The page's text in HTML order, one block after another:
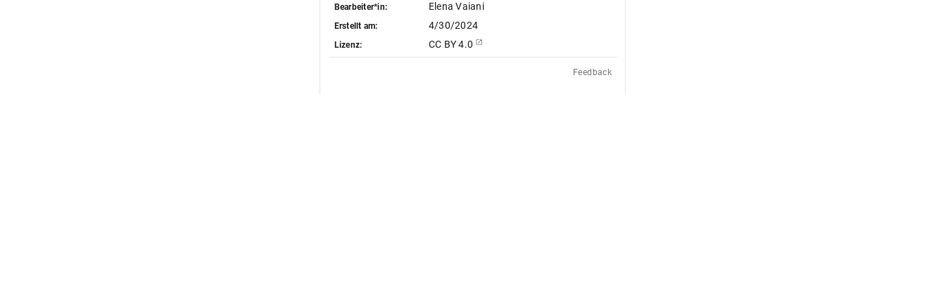
Bearbeiter*in:
Elena Vaiani
Erstellt am: 4/30/2024
Lizenz: CC BY 4.0
Feedback